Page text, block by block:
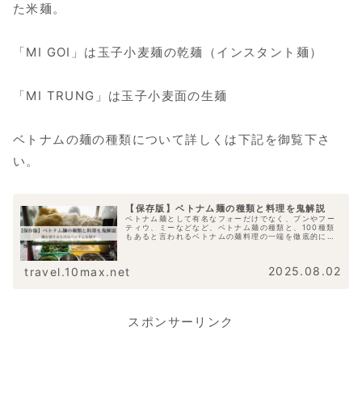
た米麺。
「MI GOI」は玉子小麦麺の乾麺（インスタント麺）
「MI TRUNG」は玉子小麦面の生麺
ベトナムの麺の種類について詳しくは下記を御覧下さ
い。
【保存版】ベトナム麺の種類と料理を鬼解説
ベトナム麺として有名なフォーだけでなく、ブンやフー
ティウ、ミーなどなど、ベトナム麺の種類と、100種類
もあると言われるベトナムの麺料理の一端を徹底的に解
travel.10max.net 2025.08.02
スポンサーリンク